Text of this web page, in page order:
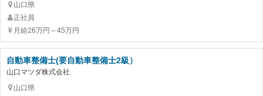
山口県
正社員
月給26万円～45万円
自動車整備士(要自動車整備士2級）
山口マツダ株式会社
山口県